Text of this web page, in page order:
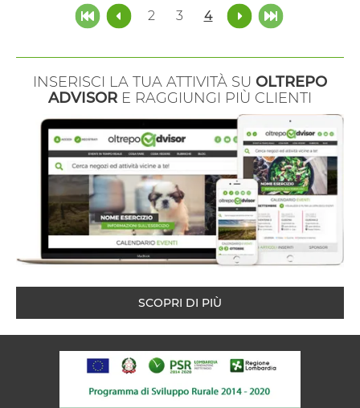
2 3 4
INSERISCI LA TUA ATTIVITÀ SU OLTREPO
ADVISOR E RAGGIUNGI PIÙ CLIENTI
SCOPRI DI PIÙ